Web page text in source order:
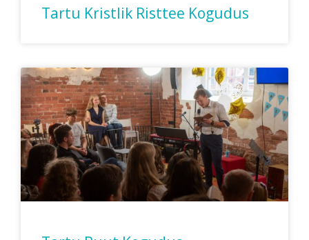
Tartu Kristlik Risttee Kogudus